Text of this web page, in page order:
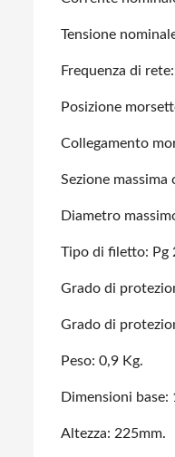
Tensione
Frequenza di
Posizione
Collegamento
Sezione massima
Diametro
Tipo di filetto: Pg
Grado di
Grado di
Peso: 0,9 Kg.
Dimensioni base:
Altezza: 225mm.